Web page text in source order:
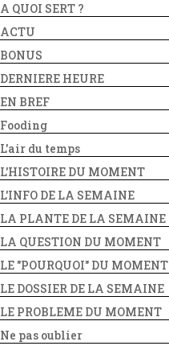
A QUOI SERT ?
ACTU
BONUS
DERNIERE HEURE
EN BREF
Fooding
L'air du temps
L'HISTOIRE DU MOMENT
L'INFO DE LA SEMAINE
LA PLANTE DE LA SEMAINE
LA QUESTION DU MOMENT
LE "POURQUOI" DU MOMENT
LE DOSSIER DE LA SEMAINE
LE PROBLEME DU MOMENT
Ne pas oublier